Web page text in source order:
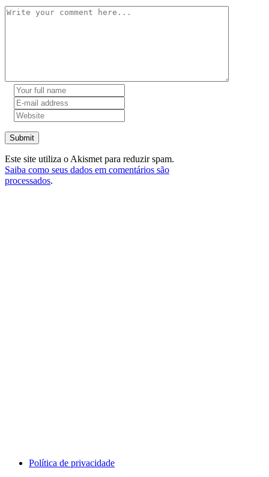
Submit
Este site utiliza o Akismet para reduzir spam.
Saiba como seus dados em comentários são
processados.
Política de privacidade